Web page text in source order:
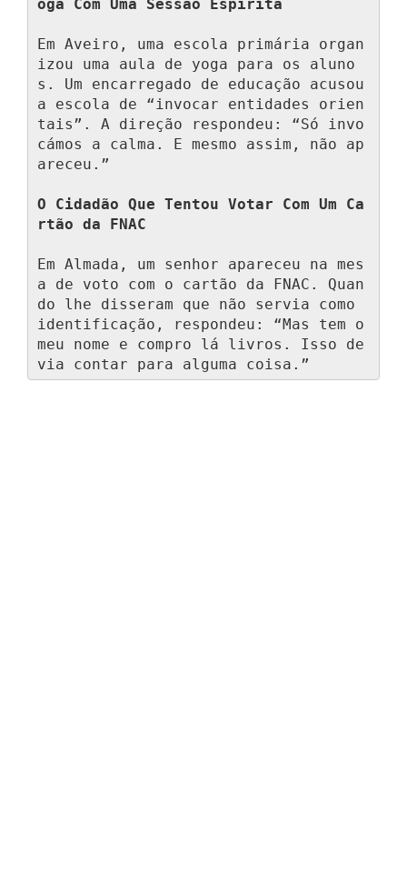
oga Com Uma Sessão Espírita
Em Aveiro, uma escola primária organ
izou uma aula de yoga para os aluno
s. Um encarregado de educação acusou
a escola de “invocar entidades orien
tais”. A direção respondeu: “Só invo
cámos a calma. E mesmo assim, não ap
areceu.”
O Cidadão Que Tentou Votar Com Um Ca
rtão da FNAC
Em Almada, um senhor apareceu na mes
a de voto com o cartão da FNAC. Quan
do lhe disseram que não servia como
identificação, respondeu: “Mas tem o
meu nome e compro lá livros. Isso de
via contar para alguma coisa.”